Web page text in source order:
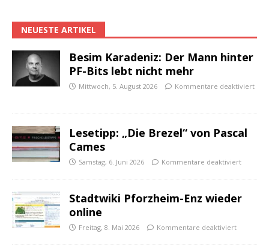
NEUESTE ARTIKEL
Besim Karadeniz: Der Mann hinter
PF-Bits lebt nicht mehr
Mittwoch, 5. August 2026 Kommentare deaktiviert
Lesetipp: „Die Brezel“ von Pascal
Cames
Samstag, 6. Juni 2026 Kommentare deaktiviert
Stadtwiki Pforzheim-Enz wieder
online
Freitag, 8. Mai 2026 Kommentare deaktiviert